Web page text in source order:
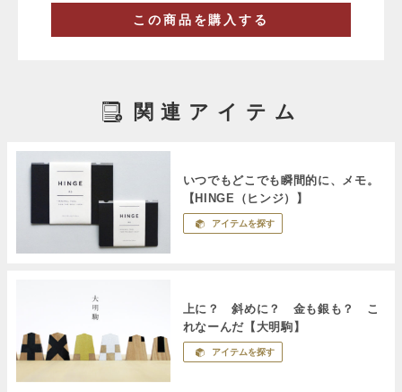
この商品を購入する
関連アイテム
いつでもどこでも瞬間的に、メモ。
【HINGE（ヒンジ）】
アイテムを探す
上に？ 斜めに？ 金も銀も？ こ
れなーんだ【大明駒】
アイテムを探す